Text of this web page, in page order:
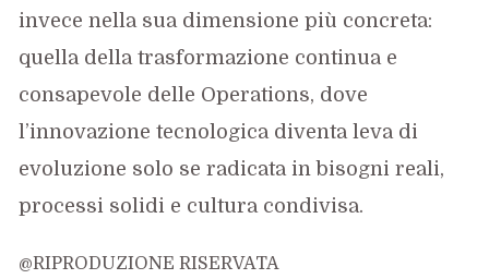
invece nella sua dimensione più concreta:
quella della trasformazione continua e
consapevole delle Operations, dove
l’innovazione tecnologica diventa leva di
evoluzione solo se radicata in bisogni reali,
processi solidi e cultura condivisa.
@RIPRODUZIONE RISERVATA